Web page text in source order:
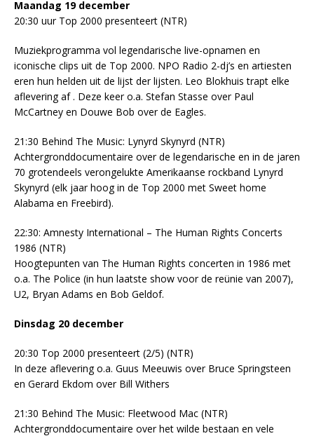
Maandag 19 december
20:30 uur Top 2000 presenteert (NTR)
Muziekprogramma vol legendarische live-opnamen en
iconische clips uit de Top 2000. NPO Radio 2-dj’s en artiesten
eren hun helden uit de lijst der lijsten. Leo Blokhuis trapt elke
aflevering af . Deze keer o.a. Stefan Stasse over Paul
McCartney en Douwe Bob over de Eagles.
21:30 Behind The Music: Lynyrd Skynyrd (NTR)
Achtergronddocumentaire over de legendarische en in de jaren
70 grotendeels verongelukte Amerikaanse rockband Lynyrd
Skynyrd (elk jaar hoog in de Top 2000 met Sweet home
Alabama en Freebird).
22:30: Amnesty International – The Human Rights Concerts
1986 (NTR)
Hoogtepunten van The Human Rights concerten in 1986 met
o.a. The Police (in hun laatste show voor de reünie van 2007),
U2, Bryan Adams en Bob Geldof.
Dinsdag 20 december
20:30 Top 2000 presenteert (2/5) (NTR)
In deze aflevering o.a. Guus Meeuwis over Bruce Springsteen
en Gerard Ekdom over Bill Withers
21:30 Behind The Music: Fleetwood Mac (NTR)
Achtergronddocumentaire over het wilde bestaan en vele